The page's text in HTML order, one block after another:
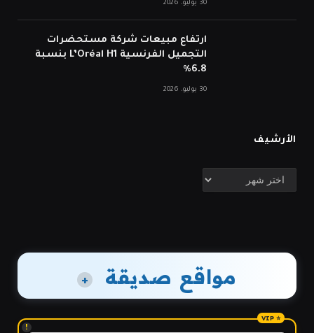
30 يوليو، 2026
ارتفاع مبيعات شركة مستحضرات
التجميل الفرنسية L’Oréal H1 بنسبة
6.8%
30 يوليو، 2026
الأرشيف
الأرشيف
مواقع صديقة +
!